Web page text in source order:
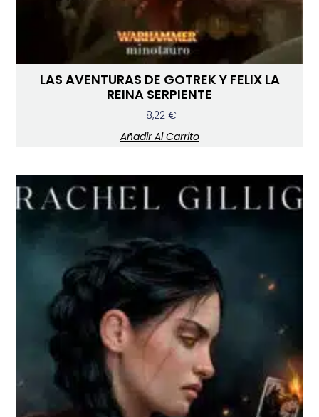
LAS AVENTURAS DE GOTREK Y FELIX LA
REINA SERPIENTE
18,22 €
Añadir Al Carrito